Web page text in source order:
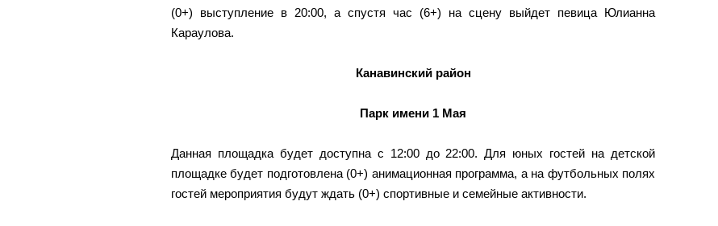
(0+) выступление в 20:00, а спустя час (6+) на сцену выйдет певица Юлианна
Караулова.
Канавинский район
Парк имени 1 Мая
Данная площадка будет доступна с 12:00 до 22:00. Для юных гостей на детской
площадке будет подготовлена (0+) анимационная программа, а на футбольных полях
гостей мероприятия будут ждать (0+) спортивные и семейные активности.